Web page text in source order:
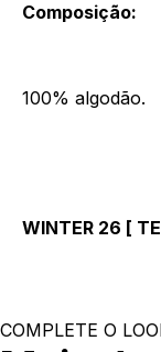
Composição:
100% algodão.
WINTER 26 [
COMPLETE O